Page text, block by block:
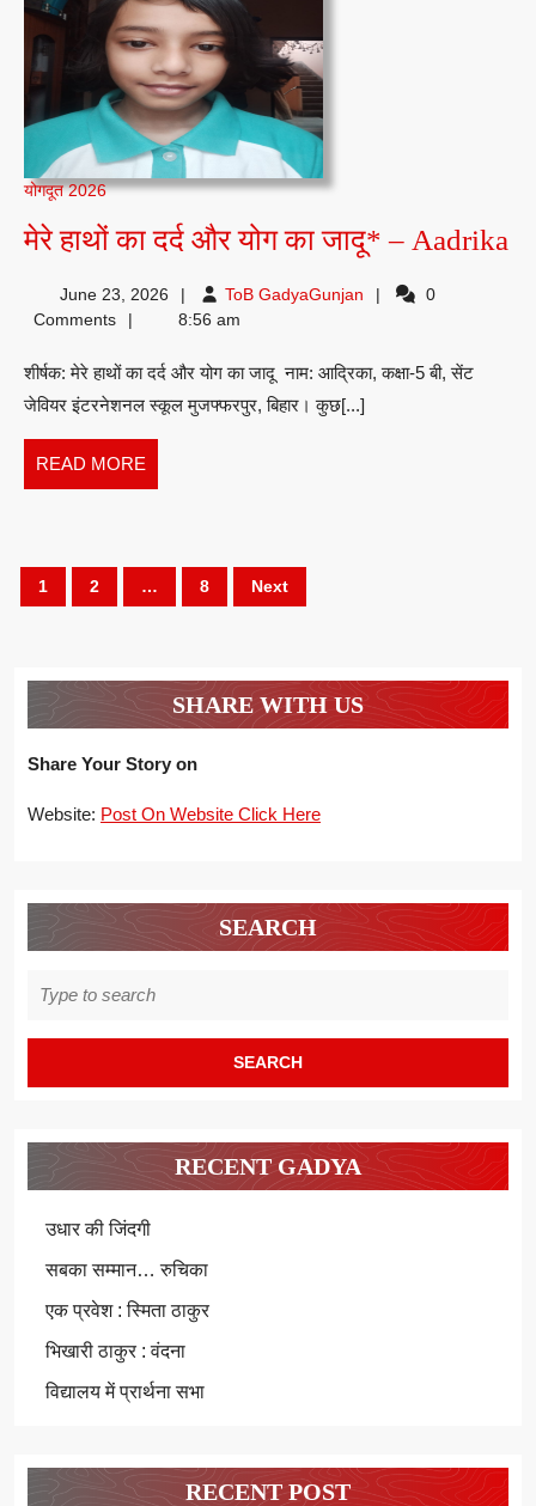
योगदूत 2026
मेरे हाथों का दर्द और योग का जादू* – Aadrika
June 23, 2026 ToB GadyaGunjan ToB
0
Comments
8:56 am
शीर्षक: मेरे हाथों का दर्द और योग का जादू नाम: आद्रिका, कक्षा-5 बी, सेंट
जेवियर इंटरनेशनल स्कूल मुजफ्फरपुर, बिहार। कुछ[...]
READ MORE
MORE
Posts
pagination
1 2 … 8 Next
SHARE WITH US
Share Your Story on
Website: Post On Website Click Here
SEARCH
for:
RECENT GADYA
उधार की जिंदगी
सबका सम्मान… रुचिका
एक प्रवेश : स्मिता ठाकुर
भिखारी ठाकुर : वंदना
विद्यालय में प्रार्थना सभा
RECENT POST